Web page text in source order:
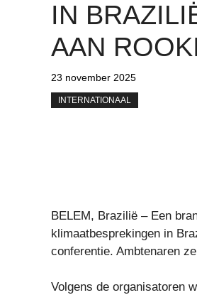
IN
AAN
23 november 2025
INTERNATIONAAL
BELEM, Brazilië – Een
klimaatbesprekingen in
conferentie. Ambtenaren
Volgens de organisatoren